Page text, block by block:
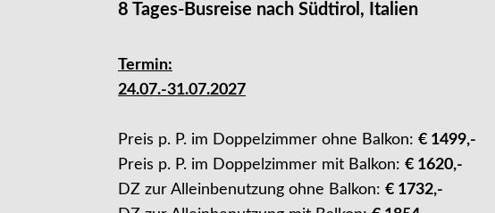
8 Tages-Busreise nach Südtirol, Italien
Termin:
24.07.-31.07.2027
Preis p. P. im Doppelzimmer ohne Balkon: € 1499,-
Preis p. P. im Doppelzimmer mit Balkon: € 1620,-
DZ zur Alleinbenutzung ohne Balkon: € 1732,-